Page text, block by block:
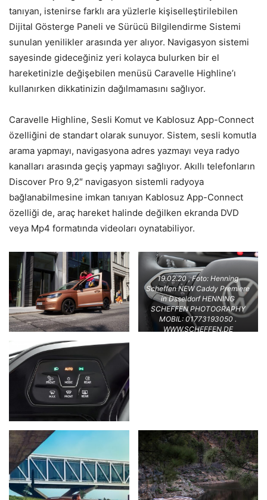
tanıyan, istenirse farklı ara yüzlerle kişiselleştirilebilen
Dijital Gösterge Paneli ve Sürücü Bilgilendirme Sistemi
sunulan yenilikler arasında yer alıyor. Navigasyon sistemi
sayesinde gideceğiniz yeri kolayca bulurken bir el
hareketinizle değişebilen menüsü Caravelle Highline’ı
kullanırken dikkatinizin dağılmamasını sağlıyor.
Caravelle Highline, Sesli Komut ve Kablosuz App-Connect
özelliğini de standart olarak sunuyor. Sistem, sesli komutla
arama yapmayı, navigasyona adres yazmayı veya radyo
kanalları arasında geçiş yapmayı sağlıyor. Akıllı telefonların
Discover Pro 9,2″ navigasyon sistemli radyoya
bağlanabilmesine imkan tanıyan Kablosuz App-Connect
özelliği de, araç hareket halinde değilken ekranda DVD
veya Mp4 formatında videoları oynatabiliyor.
19.02.20 , Foto: Henning
Scheffen NEW Caddy Premiere
in Dsseldorf HENNING
SCHEFFEN PHOTOGRAPHY
MOBIL: 01773193050 .
WWW.SCHEFFEN.DE